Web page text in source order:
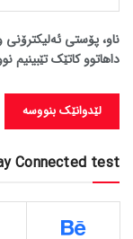
ناو، پۆستی
داهاتوو کاتێک تێبینیم
Connected test